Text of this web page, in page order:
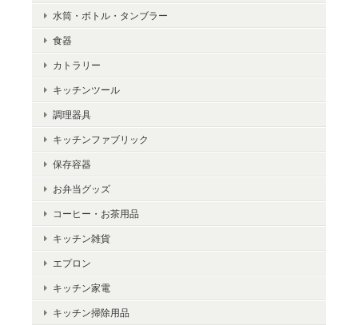
水筒・ボトル・タンブラー
食器
カトラリー
キッチンツール
調理器具
キッチンファブリック
保存容器
お弁当グッズ
コーヒー・お茶用品
キッチン雑貨
エプロン
キッチン家電
キッチン掃除用品